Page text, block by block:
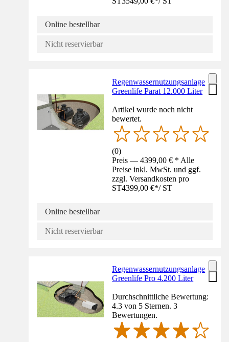
Online bestellbar
Nicht reservierbar
Regenwassernutzungsanlage
Greenlife Parat 12.000 Liter
Artikel wurde noch nicht
bewertet.
(0)
Preis — 4399,00 € * Alle
Preise inkl. MwSt. und ggf.
zzgl. Versandkosten pro
ST4399,00 €*/ ST
Online bestellbar
Nicht reservierbar
Regenwassernutzungsanlage
Greenlife Pro 4.200 Liter
Durchschnittliche Bewertung:
4.3 von 5 Sternen. 3
Bewertungen.